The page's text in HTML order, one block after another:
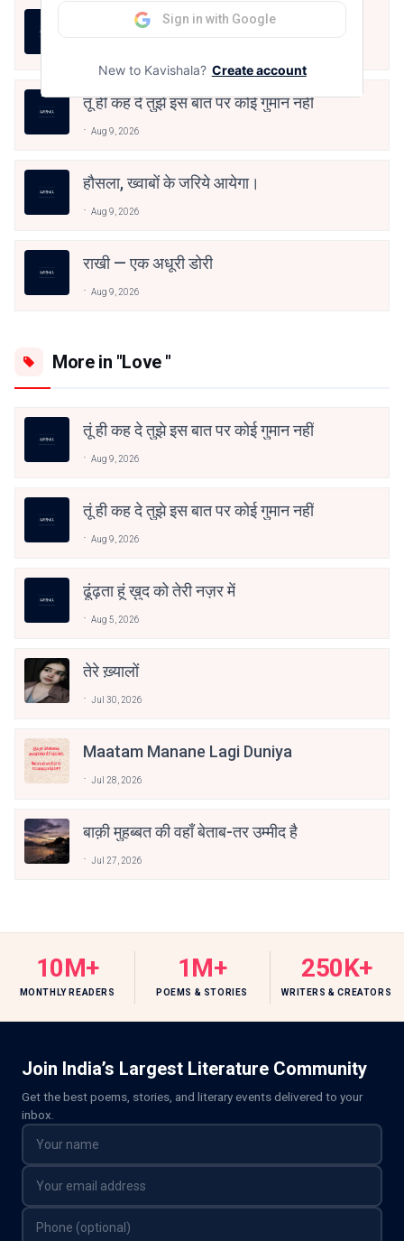
तूं ही कह दे तुझे इस बात पर कोई गुमान नहीं
तूं ही कह दे तुझे इस बात पर कोई गुमान नहीं
Aug 9, 2026
हौसला, ख्वाबों के जरिये आयेगा।
Aug 9, 2026
राखी — एक अधूरी डोरी
Aug 9, 2026
More in "Love "
तूं ही कह दे तुझे इस बात पर कोई गुमान नहीं
Aug 9, 2026
तूं ही कह दे तुझे इस बात पर कोई गुमान नहीं
Aug 9, 2026
ढूंढ़ता हूं ख़ुद को तेरी नज़र में
Aug 5, 2026
तेरे ख़्यालों
Jul 30, 2026
Maatam Manane Lagi Duniya
Jul 28, 2026
बाक़ी मुहब्बत की वहाँ बेताब-तर उम्मीद है
Jul 27, 2026
10M+
MONTHLY READERS
1M+
POEMS & STORIES
250K+
WRITERS & CREATORS
Join India’s Largest Literature Community
Get the best poems, stories, and literary events delivered to your
inbox.
Sign in with Google
New to Kavishala? Create account